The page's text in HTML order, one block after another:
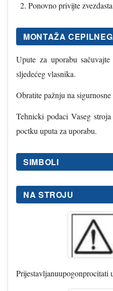
Ponovno privijte
MONTAŽA
Upute za uporabu
sljedećeg vlasnika.
Obratite pažnju na
Tehnicki podaci Vaseg
poctku uputa za uporabu.
SIMBOLI
NA STROJU
Prijestavljanuupogonprocitati